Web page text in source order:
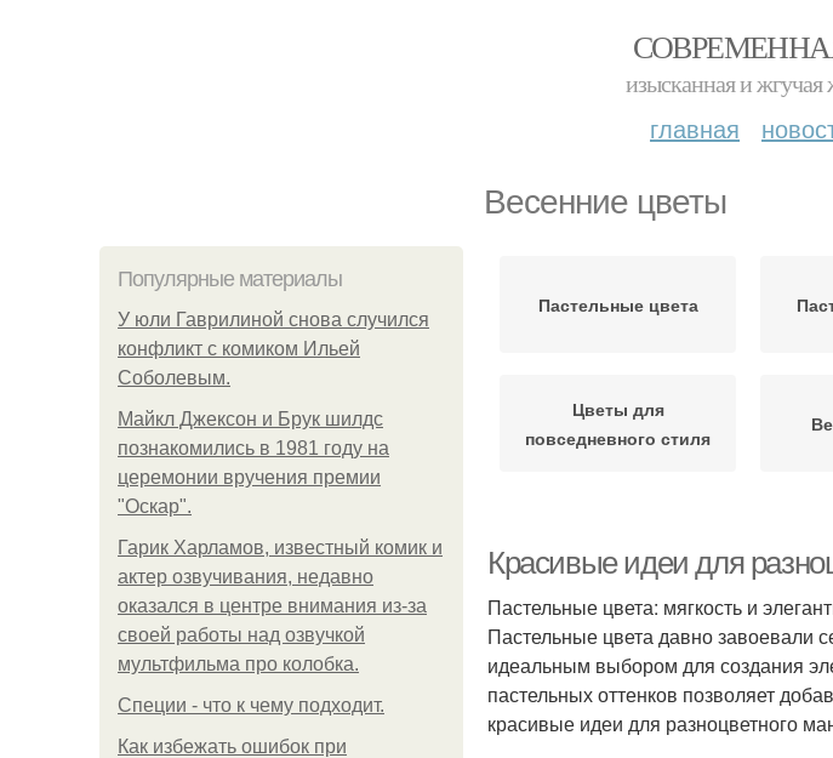
изысканная и жгучая
главная
Весенние цветы
Популярные материалы
У юли Гаврилиной снова случился
конфликт с комиком Ильей
Соболевым.
Майкл Джексон и Брук шилдс
познакомились в 1981 году на
церемонии вручения премии
"Оскар".
Гарик Харламов, известный комик и
актер озвучивания, недавно
оказался в центре внимания из-за
своей работы над озвучкой
мультфильма про колобка.
Специи - что к чему подходит.
Как избежать ошибок при
Пастельные цвета
Цветы для
повседневного стиля
Красивые идеи для
Пастельные цвета: мягкость и
Пастельные цвета давно завоевали
идеальным выбором для создания
пастельных оттенков позволяет
красивые идеи для разноцветного